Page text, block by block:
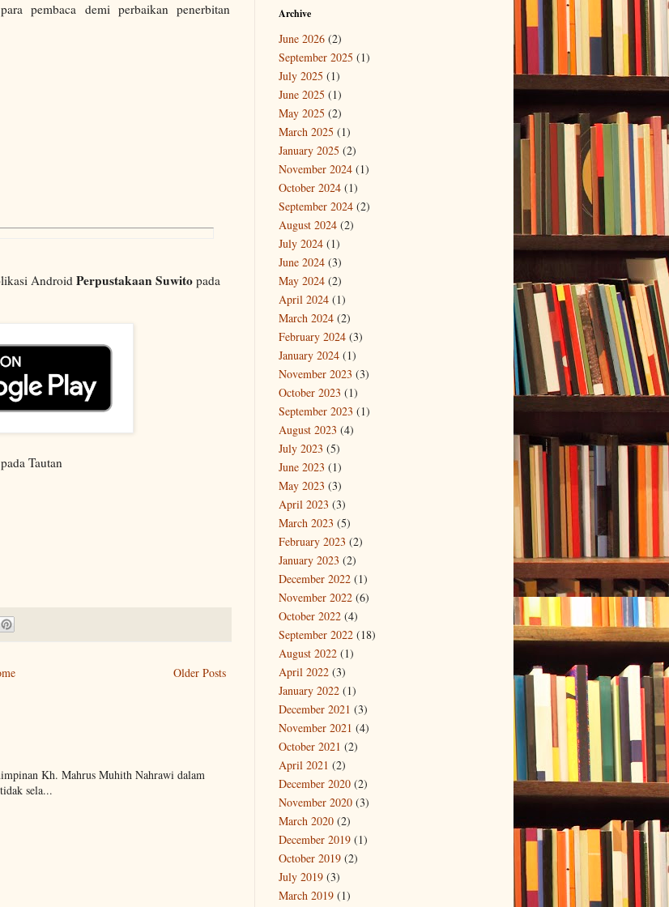
pembaca demi perbaikan penerbitan
AndroidPerpustakaan Suwito pada
Tautan
Older Posts
Kh. Mahrus Muhith Nahrawi dalam
sela...
Archive
June 2026 (2)
September 2025 (1)
July 2025 (1)
June 2025 (1)
May 2025 (2)
March 2025 (1)
January 2025 (2)
November 2024 (1)
October 2024 (1)
September 2024 (2)
August 2024 (2)
July 2024 (1)
June 2024 (3)
May 2024 (2)
April 2024 (1)
March 2024 (2)
February 2024 (3)
January 2024 (1)
November 2023 (3)
October 2023 (1)
September 2023 (1)
August 2023 (4)
July 2023 (5)
June 2023 (1)
May 2023 (3)
April 2023 (3)
March 2023 (5)
February 2023 (2)
January 2023 (2)
December 2022 (1)
November 2022 (6)
October 2022 (4)
September 2022 (18)
August 2022 (1)
April 2022 (3)
January 2022 (1)
December 2021 (3)
November 2021 (4)
October 2021 (2)
April 2021 (2)
December 2020 (2)
November 2020 (3)
March 2020 (2)
December 2019 (1)
October 2019 (2)
July 2019 (3)
March 2019 (1)